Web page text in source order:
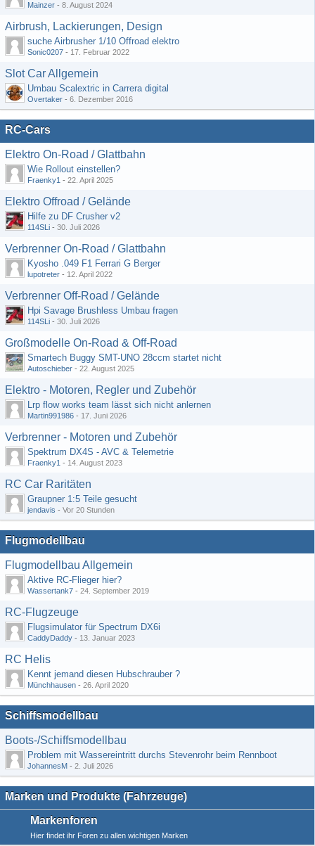
Mainzer - 8. August 2024
Airbrush, Lackierungen, Design
suche Airbrusher 1/10 Offroad elektro
Sonic0207 - 17. Februar 2022
Slot Car Allgemein
Umbau Scalextric in Carrera digital
Overtaker - 6. Dezember 2016
RC-Cars
Elektro On-Road / Glattbahn
Wie Rollout einstellen?
Fraenky1 - 22. April 2025
Elektro Offroad / Gelände
Hilfe zu DF Crusher v2
114SLi - 30. Juli 2026
Verbrenner On-Road / Glattbahn
Kyosho .049 F1 Ferrari G Berger
lupotreter - 12. April 2022
Verbrenner Off-Road / Gelände
Hpi Savage Brushless Umbau fragen
114SLi - 30. Juli 2026
Großmodelle On-Road & Off-Road
Smartech Buggy SMT-UNO 28ccm startet nicht
Autoschieber - 22. August 2025
Elektro - Motoren, Regler und Zubehör
Lrp flow works team lässt sich nicht anlernen
Martin991986 - 17. Juni 2026
Verbrenner - Motoren und Zubehör
Spektrum DX4S - AVC & Telemetrie
Fraenky1 - 14. August 2023
RC Car Raritäten
Graupner 1:5 Teile gesucht
jendavis - Vor 20 Stunden
Flugmodellbau
Flugmodellbau Allgemein
Aktive RC-Flieger hier?
Wassertank7 - 24. September 2019
RC-Flugzeuge
Flugsimulator für Spectrum DX6i
CaddyDaddy - 13. Januar 2023
RC Helis
Kennt jemand diesen Hubschrauber ?
Münchhausen - 26. April 2020
Schiffsmodellbau
Boots-/Schiffsmodellbau
Problem mit Wassereintritt durchs Stevenrohr beim Rennboot
JohannesM - 2. Juli 2026
Marken und Produkte (Fahrzeuge)
Markenforen
Hier findet ihr Foren zu allen wichtigen Marken